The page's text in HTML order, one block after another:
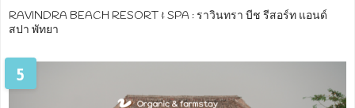
RAVINDRA BEACH RESORT & SPA : ราวินทรา บีช รีสอร์ท แอนด์
สปา พัทยา
5